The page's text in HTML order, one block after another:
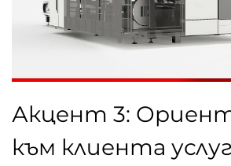
Акцент 3:
към клиента